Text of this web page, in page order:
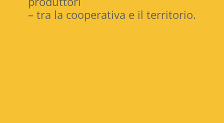
– tra la cooperativa e il territorio.